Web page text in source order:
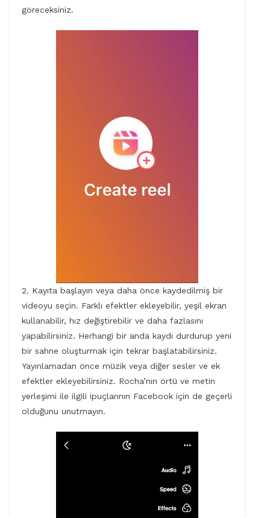
göreceksiniz.
2. Kayıta başlayın veya daha önce kaydedilmiş bir
videoyu seçin. Farklı efektler ekleyebilir, yeşil ekran
kullanabilir, hız değiştirebilir ve daha fazlasını
yapabilirsiniz. Herhangi bir anda kaydı durdurup yeni
bir sahne oluşturmak için tekrar başlatabilirsiniz.
Yayınlamadan önce müzik veya diğer sesler ve ek
efektler ekleyebilirsiniz. Rocha’nın örtü ve metin
yerleşimi ile ilgili ipuçlarının Facebook için de geçerli
olduğunu unutmayın.